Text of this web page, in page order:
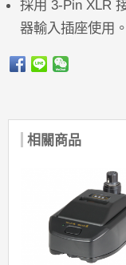
採用 3-Pin XLR
器輸入插座使用。
相關商品